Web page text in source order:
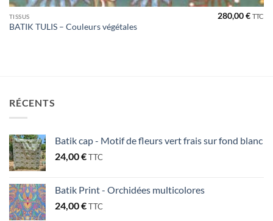
TISSUS
BATIK TULIS – Couleurs végétales
280,00€ TTC
RÉCENTS
Batik cap - Motif de fleurs vert frais sur fond blanc
24,00€TTC
Batik Print - Orchidées multicolores
24,00€TTC